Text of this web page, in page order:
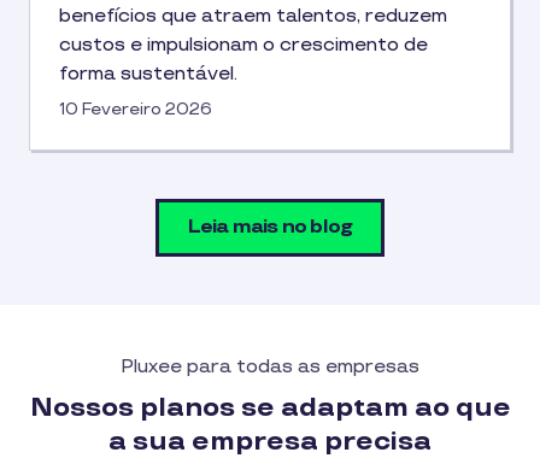
benefícios que atraem talentos, reduzem
custos e impulsionam o crescimento de
forma sustentável.
10 Fevereiro 2026
Leia mais no blog
Pluxee para todas as empresas
Nossos planos se adaptam ao que
a sua empresa precisa